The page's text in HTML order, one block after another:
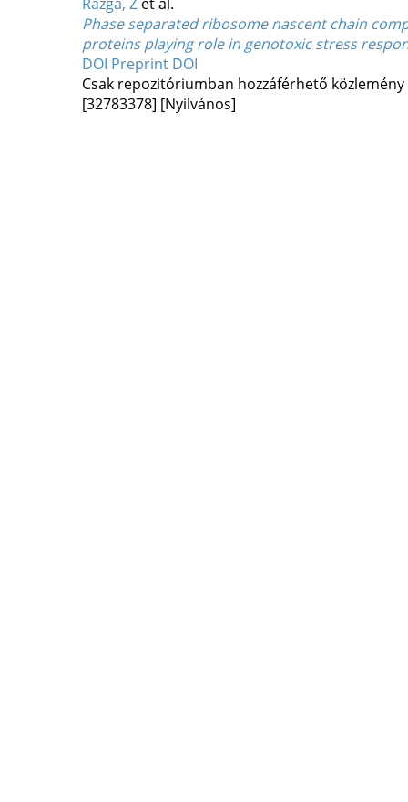
Rázga, Z et al.
Phase separated ribosome nascent chain
proteins playing role in genotoxic stress
DOI Preprint DOI
Csak repozitóriumban hozzáférhető
[32783378] [Nyilvános]